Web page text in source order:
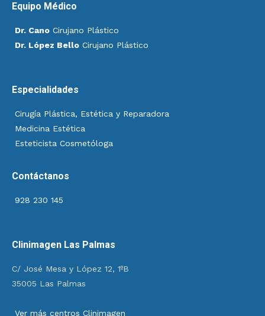
Equipo Médico
Dr. Cano Cirujano Plástico
Dr. López Bello Cirujano Plástico
Especialidades
Cirugía Plástica, Estética y Reparadora
Medicina Estética
Esteticista Cosmetóloga
Contáctanos
928 230 145
Clinimagen Las Palmas
C/ José Mesa y López 12, 1ºB
35005 Las Palmas
Ver más centros Clinimagen